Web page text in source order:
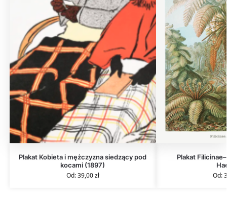
Plakat Kobieta i mężczyzna siedzący pod
kocami (1897)
Od:39,00zł
Plakat
Od: